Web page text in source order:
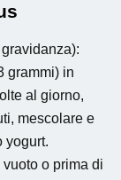
grammi) in
al giorno,
mescolare e
yogurt.
o prima di